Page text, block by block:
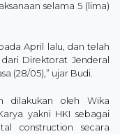
selama 5 (lima)
April lalu, dan telah
Direktorat Jenderal
(28/05),” ujar Budi.
dilakukan oleh Wika
yakni HKI sebagai
construction secara